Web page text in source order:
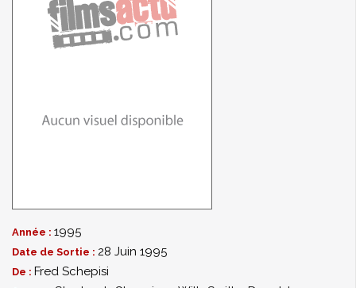
Année : 1995
Date de Sortie : 28 Juin 1995
De : Fred Schepisi